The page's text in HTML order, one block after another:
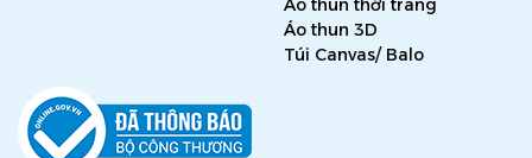
Áo thun thời trang
Áo thun 3D
Túi Canvas/ Balo